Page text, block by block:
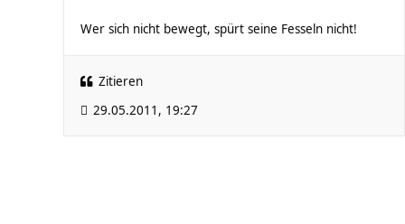
Wer sich nicht bewegt, spürt seine Fesseln nicht!
Zitieren
29.05.2011, 19:27